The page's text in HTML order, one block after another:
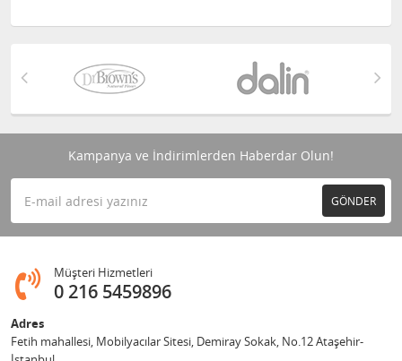
Kampanya ve İndirimlerden Haberdar Olun!
GÖNDER
Müşteri Hizmetleri
0 216 5459896
Adres
Fetih mahallesi, Mobilyacılar Sitesi, Demiray Sokak, No.12 Ataşehir-